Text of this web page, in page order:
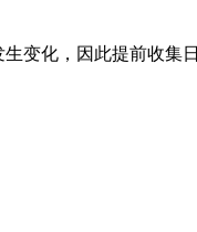
变化，因此提前收集